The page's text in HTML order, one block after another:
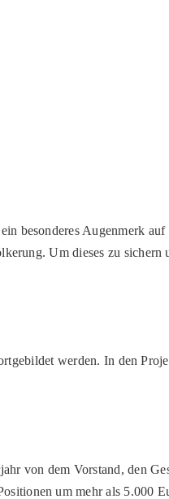
besonderes Augenmerk
Um dieses zu sichern
werden. In den
von dem Vorstand, den
um mehr als 5.000